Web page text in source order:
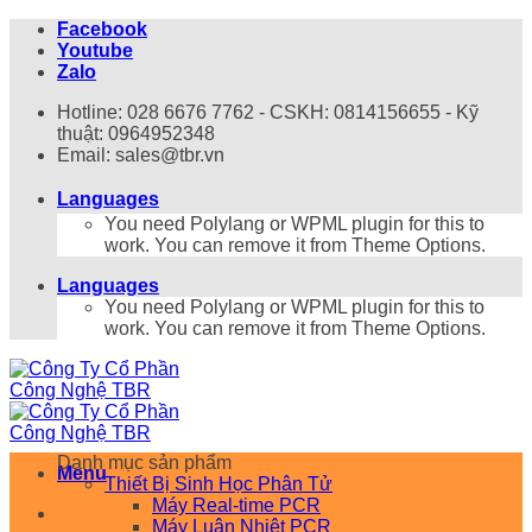
qua
Facebook
Youtube
Zalo
Hotline: 028 6676 7762 - CSKH: 0814156655 - Kỹ
thuật: 0964952348
Email: sales@tbr.vn
Languages
You need Polylang or WPML plugin for this to
work. You can remove it from Theme Options.
Languages
You need Polylang or WPML plugin for this to
work. You can remove it from Theme Options.
Menu
Danh mục sản phẩm
Thiết Bị Sinh Học Phân Tử
Máy Real-time PCR
Máy Luân Nhiệt PCR